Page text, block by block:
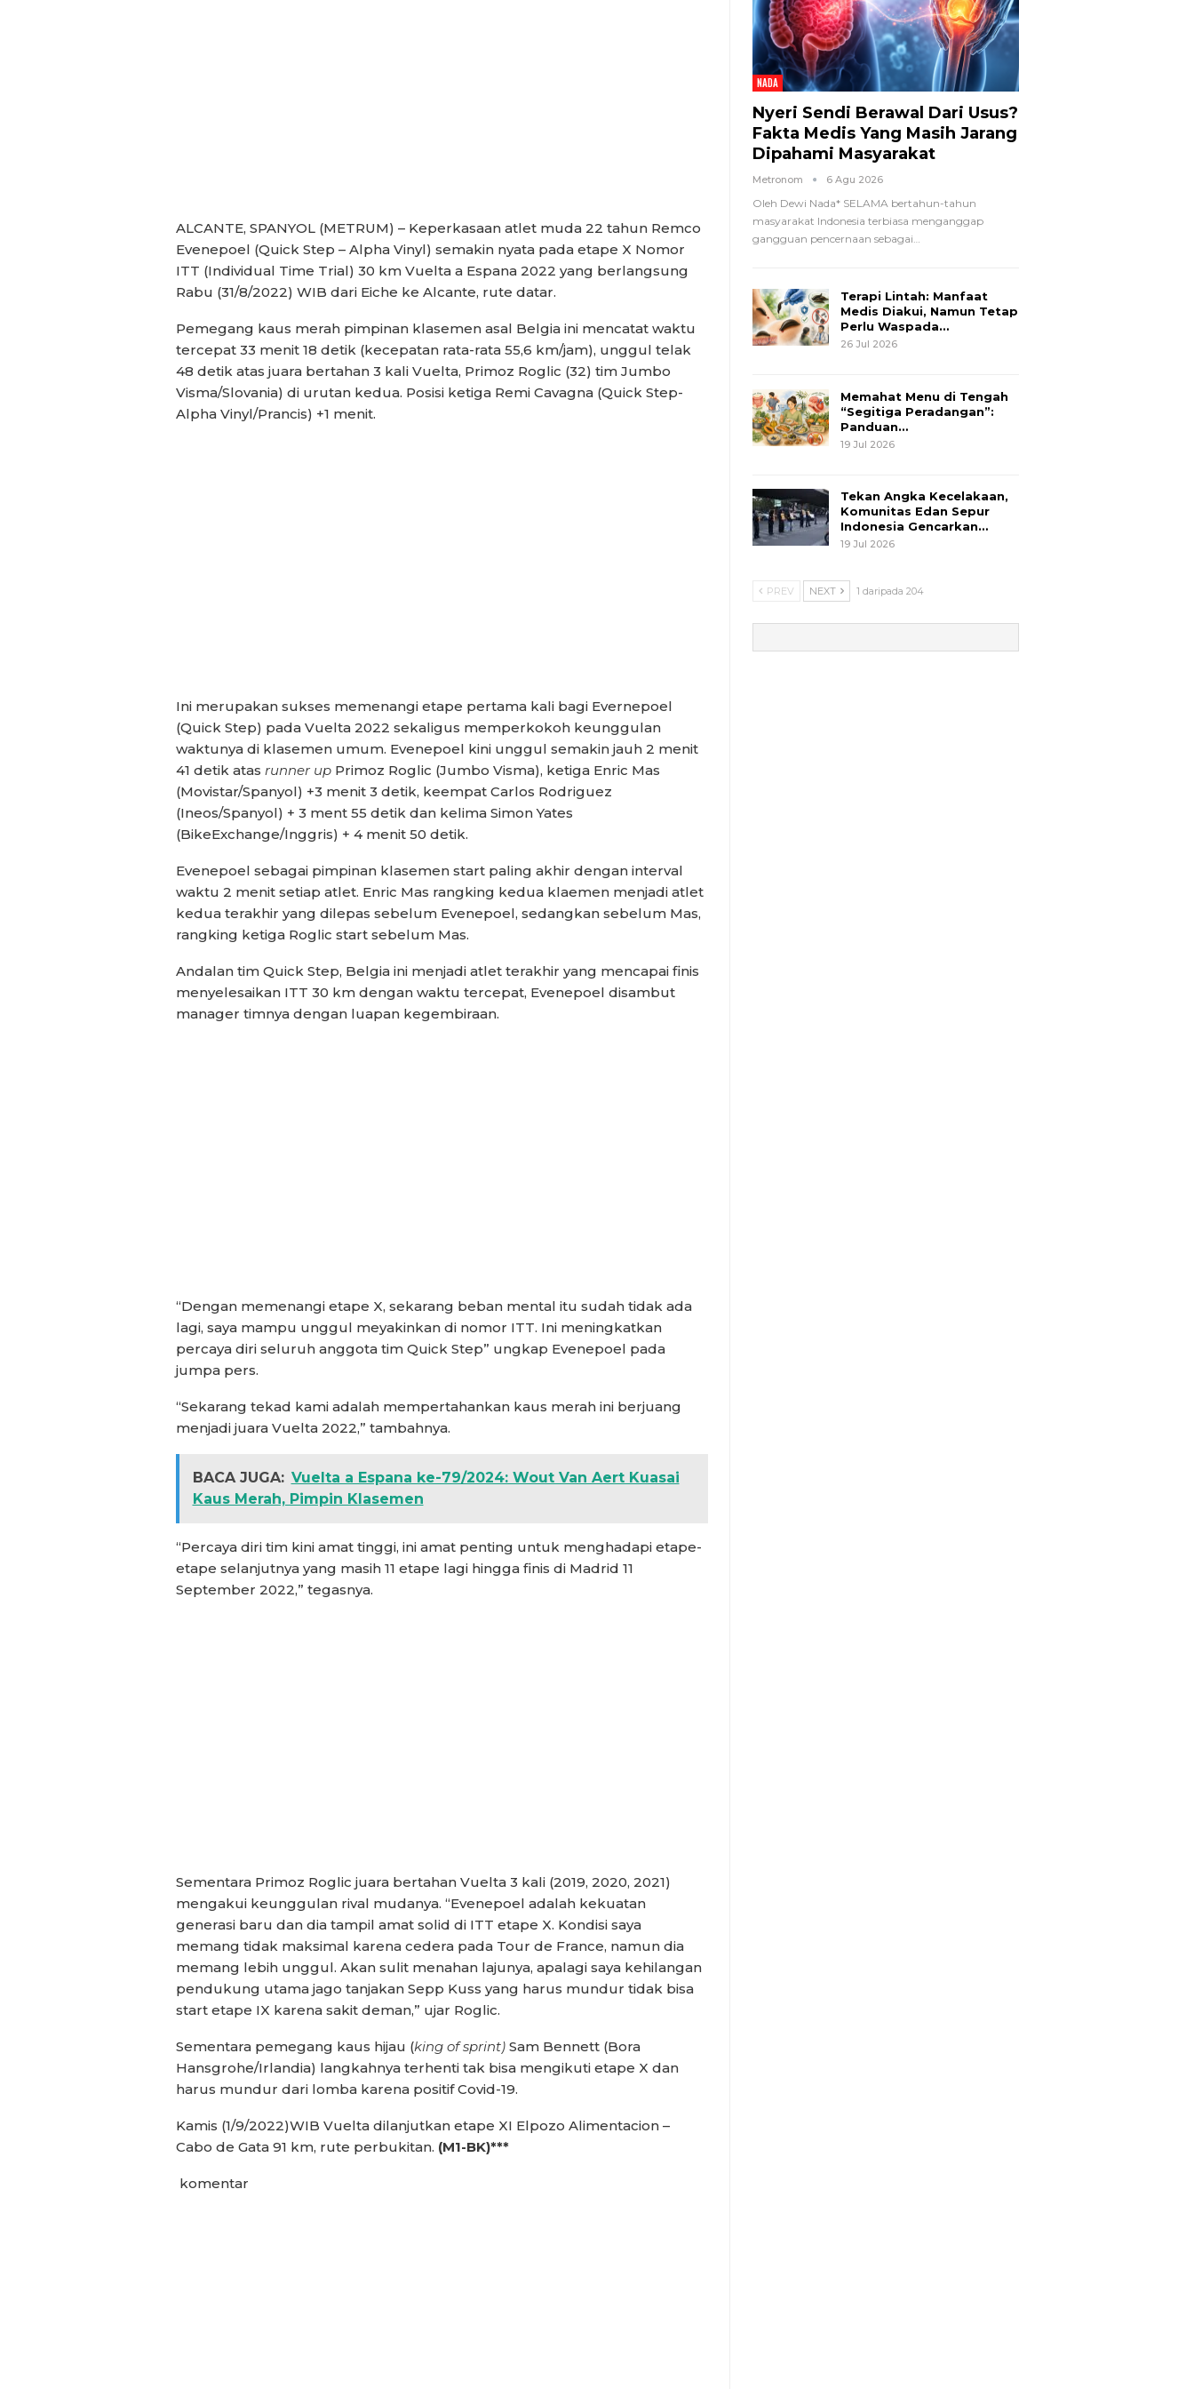
ALCANTE, SPANYOL (METRUM) – Keperkasaan atlet muda 22 tahun Remco
Evenepoel (Quick Step – Alpha Vinyl) semakin nyata pada etape X Nomor
ITT (Individual Time Trial) 30 km Vuelta a Espana 2022 yang berlangsung
Rabu (31/8/2022) WIB dari Eiche ke Alcante, rute datar.
Pemegang kaus merah pimpinan klasemen asal Belgia ini mencatat waktu
tercepat 33 menit 18 detik (kecepatan rata-rata 55,6 km/jam), unggul telak
48 detik atas juara bertahan 3 kali Vuelta, Primoz Roglic (32) tim Jumbo
Visma/Slovania) di urutan kedua. Posisi ketiga Remi Cavagna (Quick Step-
Alpha Vinyl/Prancis) +1 menit.
Ini merupakan sukses memenangi etape pertama kali bagi Evernepoel
(Quick Step) pada Vuelta 2022 sekaligus memperkokoh keunggulan
waktunya di klasemen umum. Evenepoel kini unggul semakin jauh 2 menit
41 detik atas runner up Primoz Roglic (Jumbo Visma), ketiga Enric Mas
(Movistar/Spanyol) +3 menit 3 detik, keempat Carlos Rodriguez
(Ineos/Spanyol) + 3 ment 55 detik dan kelima Simon Yates
(BikeExchange/Inggris) + 4 menit 50 detik.
Evenepoel sebagai pimpinan klasemen start paling akhir dengan interval
waktu 2 menit setiap atlet. Enric Mas rangking kedua klaemen menjadi atlet
kedua terakhir yang dilepas sebelum Evenepoel, sedangkan sebelum Mas,
rangking ketiga Roglic start sebelum Mas.
Andalan tim Quick Step, Belgia ini menjadi atlet terakhir yang mencapai finis
menyelesaikan ITT 30 km dengan waktu tercepat, Evenepoel disambut
manager timnya dengan luapan kegembiraan.
“Dengan memenangi etape X, sekarang beban mental itu sudah tidak ada
lagi, saya mampu unggul meyakinkan di nomor ITT. Ini meningkatkan
percaya diri seluruh anggota tim Quick Step” ungkap Evenepoel pada
jumpa pers.
“Sekarang tekad kami adalah mempertahankan kaus merah ini berjuang
menjadi juara Vuelta 2022,” tambahnya.
BACA JUGA: Vuelta a Espana ke-79/2024: Wout Van Aert Kuasai
Kaus Merah, Pimpin Klasemen
“Percaya diri tim kini amat tinggi, ini amat penting untuk menghadapi etape-
etape selanjutnya yang masih 11 etape lagi hingga finis di Madrid 11
September 2022,” tegasnya.
Sementara Primoz Roglic juara bertahan Vuelta 3 kali (2019, 2020, 2021)
mengakui keunggulan rival mudanya. “Evenepoel adalah kekuatan
generasi baru dan dia tampil amat solid di ITT etape X. Kondisi saya
memang tidak maksimal karena cedera pada Tour de France, namun dia
memang lebih unggul. Akan sulit menahan lajunya, apalagi saya kehilangan
pendukung utama jago tanjakan Sepp Kuss yang harus mundur tidak bisa
start etape IX karena sakit deman,” ujar Roglic.
Sementara pemegang kaus hijau (king of sprint) Sam Bennett (Bora
Hansgrohe/Irlandia) langkahnya terhenti tak bisa mengikuti etape X dan
harus mundur dari lomba karena positif Covid-19.
Kamis (1/9/2022)WIB Vuelta dilanjutkan etape XI Elpozo Alimentacion –
Cabo de Gata 91 km, rute perbukitan. (M1-BK)***
komentar
NADA
Nyeri Sendi Berawal Dari Usus?
Fakta Medis Yang Masih Jarang
Dipahami Masyarakat
Metronom 6 Agu 2026
Oleh Dewi Nada* SELAMA bertahun-tahun
masyarakat Indonesia terbiasa menganggap
gangguan pencernaan sebagai…
Terapi Lintah: Manfaat
Medis Diakui, Namun Tetap
Perlu Waspada…
26 Jul 2026
Memahat Menu di Tengah
“Segitiga Peradangan”:
Panduan…
19 Jul 2026
Tekan Angka Kecelakaan,
Komunitas Edan Sepur
Indonesia Gencarkan…
19 Jul 2026
PREV NEXT 1 daripada 204